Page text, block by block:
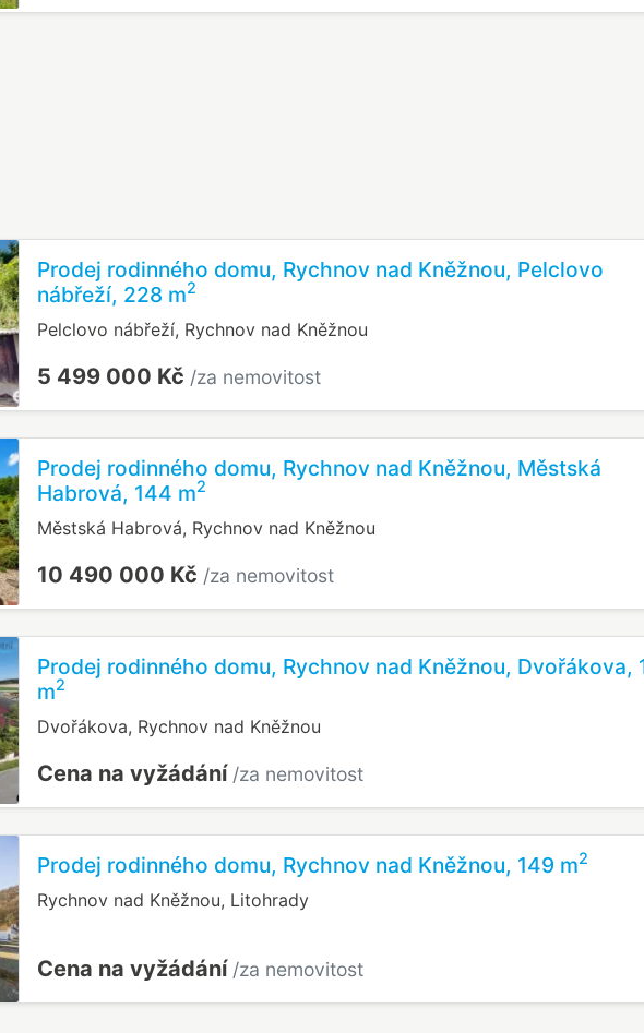
Prodej rodinného domu, Rychnov nad Kněžnou, Pelclovo
nábřeží, 228 m2
Pelclovo nábřeží, Rychnov nad Kněžnou
5 499 000 Kč /za nemovitost
Prodej rodinného domu, Rychnov nad Kněžnou, Městská
Habrová, 144 m2
Městská Habrová, Rychnov nad Kněžnou
10 490 000 Kč /za nemovitost
Prodej rodinného domu, Rychnov nad Kněžnou, Dvořákova,
m2
Dvořákova, Rychnov nad Kněžnou
Cena na vyžádání /za nemovitost
Prodej rodinného domu, Rychnov nad Kněžnou, 149 m2
Rychnov nad Kněžnou, Litohrady
Cena na vyžádání /za nemovitost